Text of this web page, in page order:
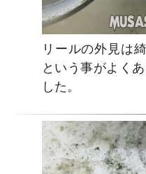
リールの外見は
という事がよく
した。